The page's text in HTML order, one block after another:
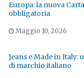
Europa: la nuova
obbligatoria
Maggio 10, 2026
Jeans e Made in Italy:
di marchio italiano